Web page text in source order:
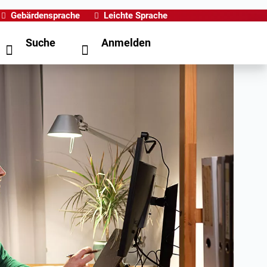
Gebärdensprache Leichte Sprache
Suche Anmelden